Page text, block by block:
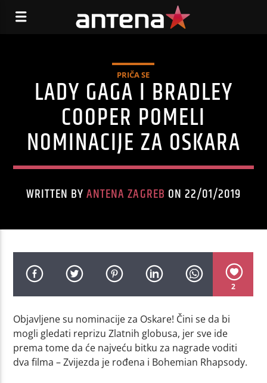
PRIČA SE
LADY GAGA I BRADLEY
COOPER POMELI
NOMINACIJE ZA OSKARA
WRITTEN BYANTENA ZAGREB ON 22/01/2019
2
Objavljene su nominacije za Oskare! Čini se da bi
mogli gledati reprizu Zlatnih globusa, jer sve ide
prema tome da će najveću bitku za nagrade voditi
dva filma – Zvijezda je rođena i Bohemian Rhapsody.